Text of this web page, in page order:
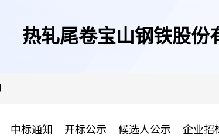
热轧尾卷宝山钢铁股份
中标通知 开标公示 候选人公示 企业招